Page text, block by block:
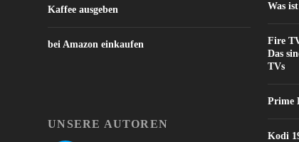
Kaffee ausgeben
bei Amazon einkaufen
UNSERE AUTOREN
Was
Fire
Das
TVs
Prime
Kodi